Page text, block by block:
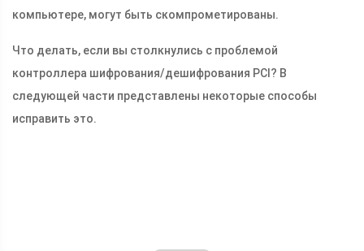
компьютере, могут быть скомпрометированы.
Что делать, если вы столкнулись с проблемой
контроллера шифрования/дешифрования PCI? В
следующей части представлены некоторые способы
исправить это.